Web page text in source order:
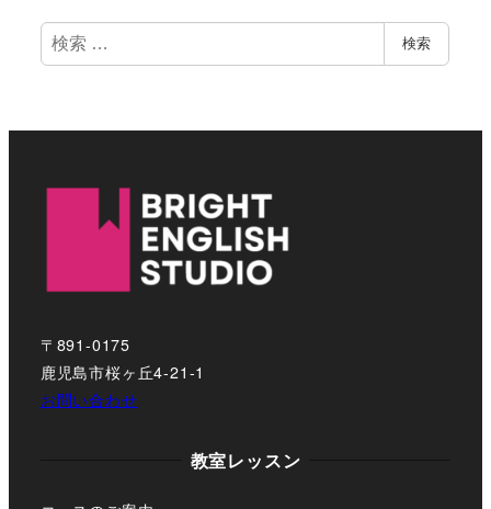
検
索
検索
〒891-0175
鹿児島市桜ヶ丘4-21-1
お問い合わせ
教室レッスン